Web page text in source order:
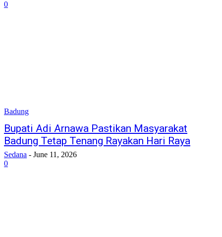
0
Badung
Bupati Adi Arnawa Pastikan Masyarakat
Badung Tetap Tenang Rayakan Hari Raya
Sedana - June 11, 2026
0